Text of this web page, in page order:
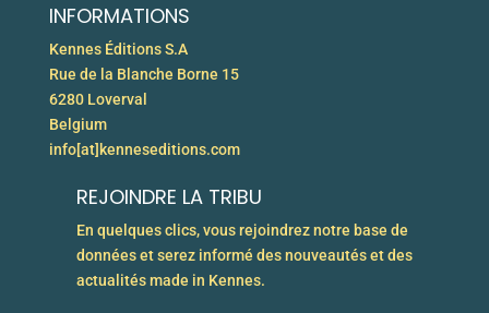
INFORMATIONS
Kennes Éditions S.A
Rue de la Blanche Borne 15
6280 Loverval
Belgium
info[at]kenneseditions.com
REJOINDRE LA TRIBU
En quelques clics, vous rejoindrez notre base de
données et serez informé des nouveautés et des
actualités made in Kennes.